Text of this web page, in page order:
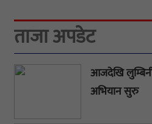
ताजा अपडेट
आजदेखि
अभियान सुरु